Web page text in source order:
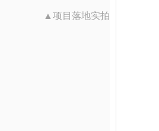
▲项目落地实拍